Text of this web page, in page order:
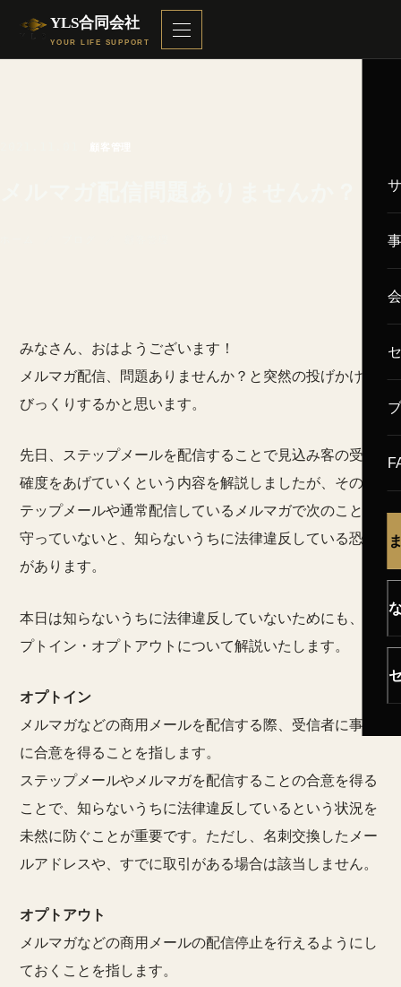
YLS合同会社
YOUR LIFE SUPPORT
みなさん、おはようございます！
メルマガ配信、問題ありませんか？と突然の投げかけ、
びっくりするかと思います。
先日、ステップメールを配信することで見込み客の受注
確度をあげていくという内容を解説しましたが、そのス
テップメールや通常配信しているメルマガで次のことを
守っていないと、知らないうちに法律違反している恐れ
があります。
本日は知らないうちに法律違反していないためにも、オ
プトイン・オプトアウトについて解説いたします。
オプトイン
メルマガなどの商用メールを配信する際、受信者に事前
に合意を得ることを指します。
ステップメールやメルマガを配信することの合意を得る
ことで、知らないうちに法律違反しているという状況を
未然に防ぐことが重要です。ただし、名刺交換したメー
ルアドレスや、すでに取引がある場合は該当しません。
オプトアウト
メルマガなどの商用メールの配信停止を行えるようにし
ておくことを指します。